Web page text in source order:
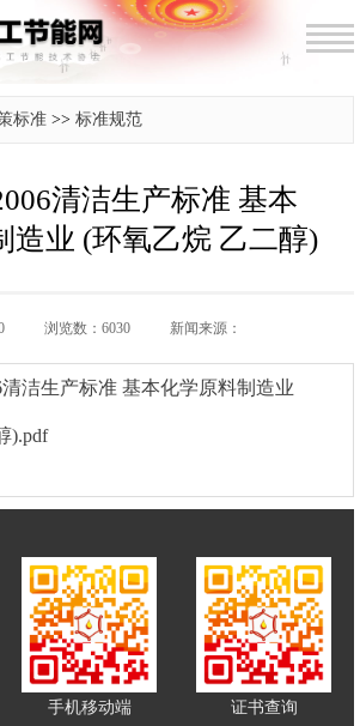
标准 >> 标准规范
清洁生产标准 基本
造业 (环氧乙烷 乙二醇)
浏览数：6030 新闻来源：
清洁生产标准 基本化学原料制造业
).pdf
手机移动端 证书查询